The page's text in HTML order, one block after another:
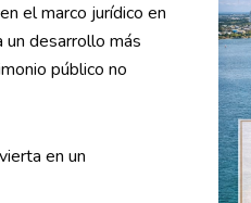
el marco jurídico en
un desarrollo más
público no
en un